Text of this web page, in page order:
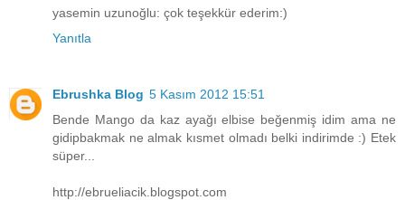
yasemin uzunoğlu: çok teşekkür ederim:)
Yanıtla
Ebrushka Blog 5 Kasım 2012 15:51
Bende Mango da kaz ayağı elbise beğenmiş idim ama ne
gidipbakmak ne almak kısmet olmadı belki indirimde :) Etek
süper...
http://ebrueliacik.blogspot.com